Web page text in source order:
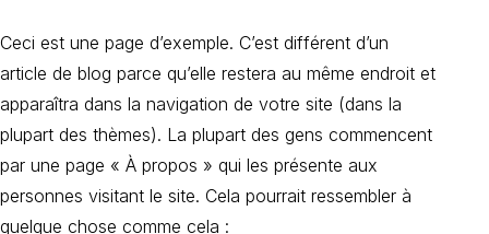
Ceci est une page d’exemple. C’est différent d’un
article de blog parce qu’elle restera au même endroit et
apparaîtra dans la navigation de votre site (dans la
plupart des thèmes). La plupart des gens commencent
par une page « À propos » qui les présente aux
personnes visitant le site. Cela pourrait ressembler à
quelque chose comme cela :